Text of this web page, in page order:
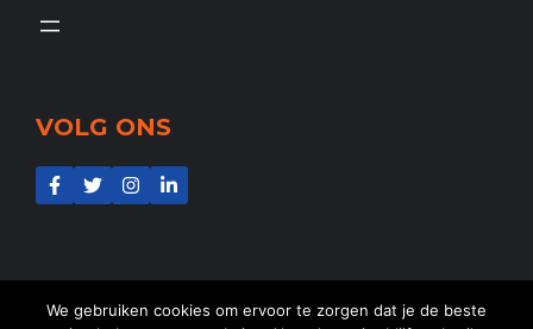
VOLG ONS
We gebruiken cookies om ervoor te zorgen dat je de beste